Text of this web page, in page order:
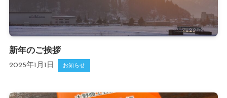
新年のご挨拶
2025年1月1日 お知らせ